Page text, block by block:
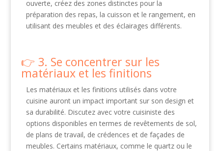
ouverte, créez des zones distinctes pour la
préparation des repas, la cuisson et le rangement, en
utilisant des meubles et des éclairages différents.
3. Se concentrer sur les
matériaux et les finitions
Les matériaux et les finitions utilisés dans votre
cuisine auront un impact important sur son design et
sa durabilité. Discutez avec votre cuisiniste des
options disponibles en termes de revêtements de sol,
de plans de travail, de crédences et de façades de
meubles. Certains matériaux, comme le quartz ou le